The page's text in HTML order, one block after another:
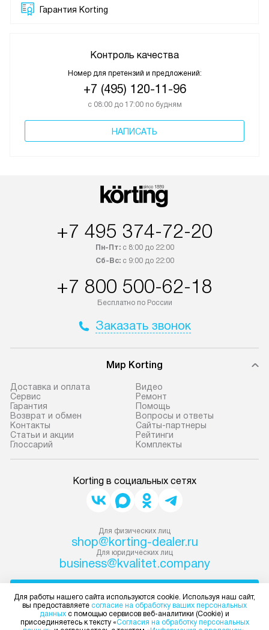
Гарантия Korting
Контроль качества
Номер для претензий и предложений:
+7 (495) 120-11-96
с 08:00 до 17:00 по будням
НАПИСАТЬ
+7 495 374-72-20
Пн-Пт:с 8:00 до 22:00
Сб-Вс:с 9:00 до 22:00
+7 800 500-62-18
Бесплатно по России
Заказать звонок
Мир Korting
Доставка и оплата
Сервис
Гарантия
Возврат и обмен
Контакты
Статьи и акции
Глоссарий
Видео
Ремонт
Помощь
Вопросы и ответы
Сайты-партнеры
Рейтинги
Комплекты
Korting в социальных сетях
Для физических лиц
shop@korting-dealer.ru
Для юридических лиц
business@kvalitet.company
Политика конфиденциальности
Для работы нашего сайта используются cookie. Используя наш сайт,
вы предоставляете согласие на обработку ваших персональных
данных с помощью сервисов веб-аналитики (Cookie) и
присоединяетесь к тексту «Согласия на обработку персональных